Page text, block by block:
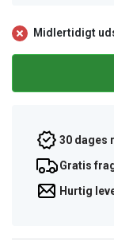
Midlertidigt
30 dages
Gratis
Hurtig